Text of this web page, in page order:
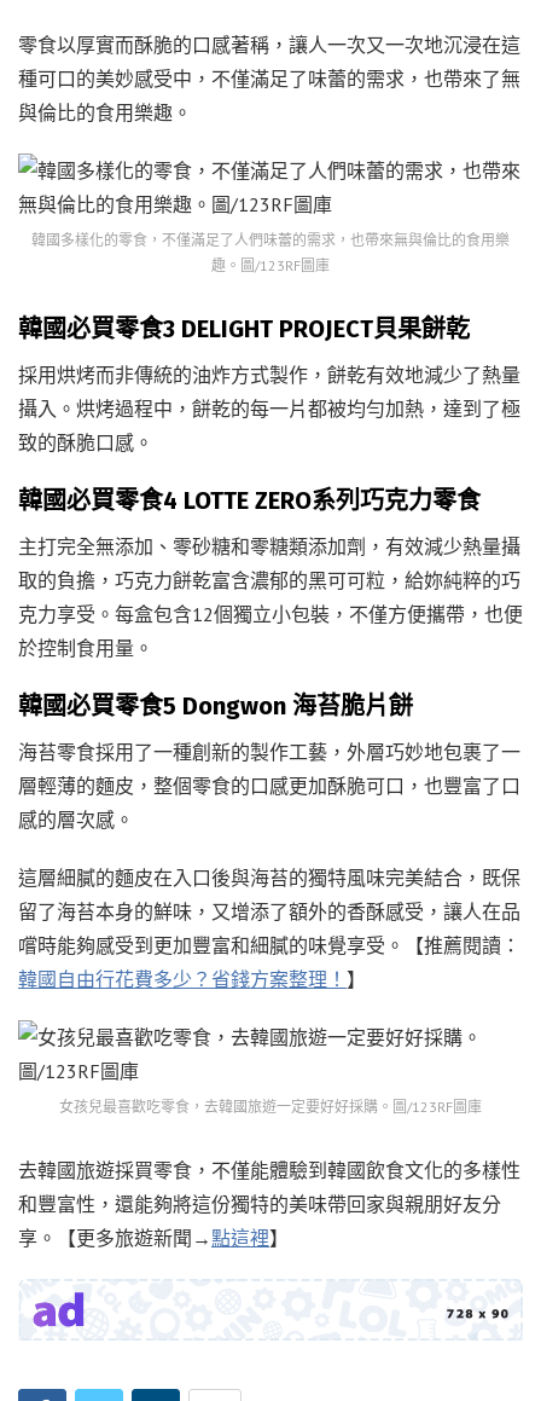
零食以厚實而酥脆的口感著稱，讓人一次又一次地沉浸在這
種可口的美妙感受中，不僅滿足了味蕾的需求，也帶來了無
與倫比的食用樂趣。
韓國多樣化的零食，不僅滿足了人們味蕾的需求，也帶來無與倫比的食用樂
趣。圖/123RF圖庫
韓國必買零食3 DELIGHT PROJECT貝果餅乾
採用烘烤而非傳統的油炸方式製作，餅乾有效地減少了熱量
攝入。烘烤過程中，餅乾的每一片都被均勻加熱，達到了極
致的酥脆口感。
韓國必買零食4 LOTTE ZERO系列巧克力零食
主打完全無添加、零砂糖和零糖類添加劑，有效減少熱量攝
取的負擔，巧克力餅乾富含濃郁的黑可可粒，給妳純粹的巧
克力享受。每盒包含12個獨立小包裝，不僅方便攜帶，也便
於控制食用量。
韓國必買零食5 Dongwon 海苔脆片餅
海苔零食採用了一種創新的製作工藝，外層巧妙地包裹了一
層輕薄的麵皮，整個零食的口感更加酥脆可口，也豐富了口
感的層次感。
這層細膩的麵皮在入口後與海苔的獨特風味完美結合，既保
留了海苔本身的鮮味，又增添了額外的香酥感受，讓人在品
嚐時能夠感受到更加豐富和細膩的味覺享受。【推薦閱讀：
韓國自由行花費多少？省錢方案整理！ 】
女孩兒最喜歡吃零食，去韓國旅遊一定要好好採購。圖/123RF圖庫
去韓國旅遊採買零食，不僅能體驗到韓國飲食文化的多樣性
和豐富性，還能夠將這份獨特的美味帶回家與親朋好友分
享。【更多旅遊新聞→點這裡】